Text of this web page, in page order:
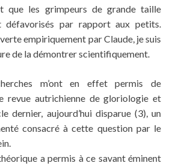
que les grimpeurs de grande taille
défavorisés par rapport aux petits.
empiriquement par Claude, je suis
de la démontrer scientifiquement.
m’ont en effet permis de
revue autrichienne de gloriologie et
dernier, aujourd’hui disparue (3), un
consacré à cette question par le
a permis à ce savant éminent